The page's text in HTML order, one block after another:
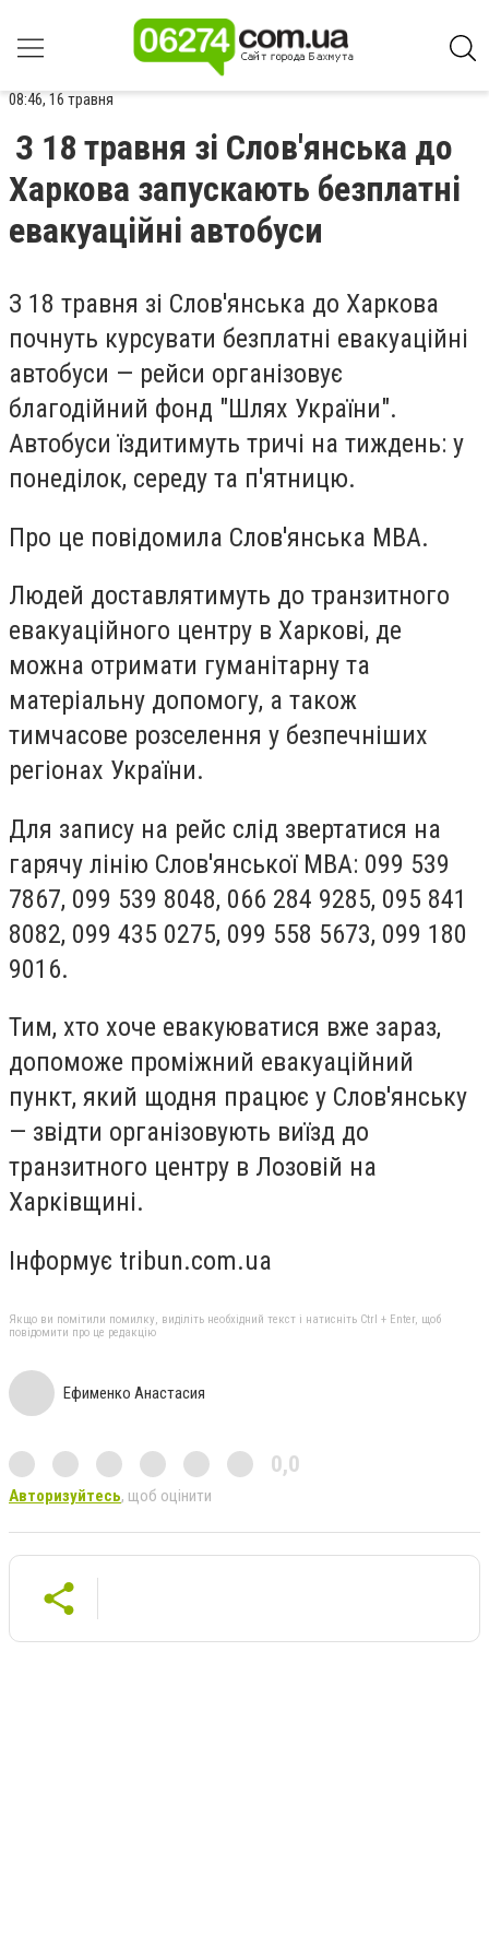
08:46, 16 травня
З 18 травня зі Слов'янська до
Харкова запускають безплатні
евакуаційні автобуси
З 18 травня зі Слов'янська до Харкова
почнуть курсувати безплатні евакуаційні
автобуси — рейси організовує
благодійний фонд "Шлях України".
Автобуси їздитимуть тричі на тиждень: у
понеділок, середу та п'ятницю.
Про це повідомила Слов'янська МВА.
Людей доставлятимуть до транзитного
евакуаційного центру в Харкові, де
можна отримати гуманітарну та
матеріальну допомогу, а також
тимчасове розселення у безпечніших
регіонах України.
Для запису на рейс слід звертатися на
гарячу лінію Слов'янської МВА: 099 539
7867, 099 539 8048, 066 284 9285, 095 841
8082, 099 435 0275, 099 558 5673, 099 180
9016.
Тим, хто хоче евакуюватися вже зараз,
допоможе проміжний евакуаційний
пункт, який щодня працює у Слов'янську
— звідти організовують виїзд до
транзитного центру в Лозовій на
Харківщині.
Інформує tribun.com.ua
Якщо ви помітили помилку, виділіть необхідний текст і натисніть Ctrl + Enter, щоб
повідомити про це редакцію
Ефименко Анастасия
0,0
Авторизуйтесь, щоб оцінити